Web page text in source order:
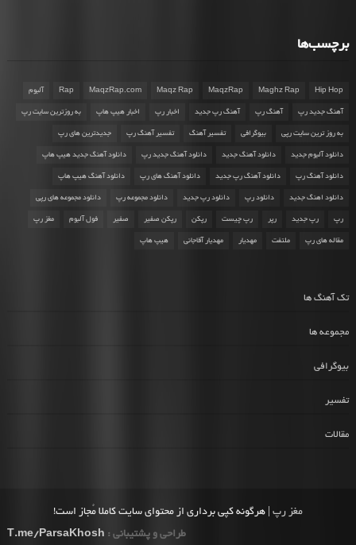
برچسب‌ها
Hip Hop
Maghz Rap
MaqzRap
Maqz Rap
MaqzRap.com
Rap آلبوم
آهنگ جدید رپ آهنگ رپ آهنگ رپ جدید اخبار رپ اخبار هیپ هاپ به روزترین سایت رپ
به روز ترین سایت رپی بیوگرافی تفسیر آهنگ تفسیر آهنگ رپ جدیدترین های رپ
دانلود آلبوم جدید دانلود آهنگ جدید دانلود آهنگ جدید رپ دانلود آهنگ جدید هیپ هاپ
دانلود آهنگ رپ دانلود آهنگ رپ جدید دانلود آهنگ های رپ دانلود آهنگ هیپ هاپ
دانلود اهنگ جدید دانلود رپ دانلود رپ جدید دانلود مجموعه رپ دانلود مجموعه های رپی
رپ رپ جدید رپر رپ چیست رپکن رپکن صفیر صفیر فول آلبوم مغز رپ
مقاله های رپ ملتفت مهدیار مهدیار آقاجانی هیپ هاپ
تک آهنگ ها
مجموعه ها
بیوگرافی
تفسیر
مقالات
مغز رپ | هرگونه کپی برداری از محتوای سایت کاملا مُجاز است!
طراحی و پشتیبانی : T.me/ParsaKhosh